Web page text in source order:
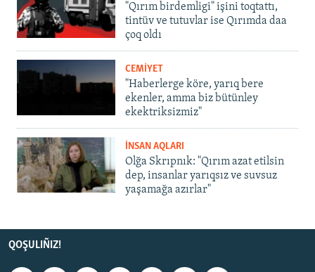
"Qırım birdemligi" işini toqtattı,
tintüv ve tutuvlar ise Qırımda daa
çoq oldı
CEMİYET
"Haberlerge köre, yarıq bere
ekenler, amma biz bütünley
ekektriksizmiz"
İNSAN AQLARI
Olğa Skrıpnık: "Qırım azat etilsin
dep, insanlar yarıqsız ve suvsuz
yaşamağa azırlar"
QOŞULIÑIZ!